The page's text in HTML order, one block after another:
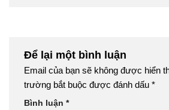
Để lại một bình luận
Email của bạn sẽ không được hiển
trường bắt buộc được đánh dấu *
Bình luận *